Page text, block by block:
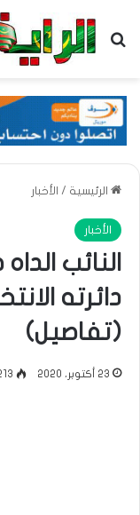
بحث عن
الرئيسية / الأخبار
الأخبار
النائب
دائرته
(تفاصيل)
23 أكتوبر، 2020